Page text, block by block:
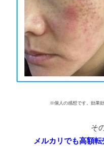
※個人の感想です。効果
そ
メルカリでも高額転